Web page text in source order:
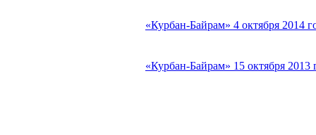
«Курбан-Байрам» 4 октября 2014
«Курбан-Байрам» 15 октября